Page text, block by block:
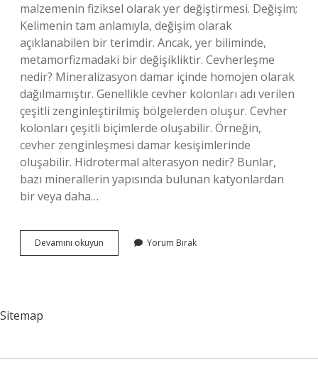
malzemenin fiziksel olarak yer değiştirmesi. Değişim;
Kelimenin tam anlamıyla, değişim olarak
açıklanabilen bir terimdir. Ancak, yer biliminde,
metamorfizmadaki bir değişikliktir. Cevherleşme
nedir? Mineralizasyon damar içinde homojen olarak
dağılmamıştır. Genellikle cevher kolonları adı verilen
çeşitli zenginleştirilmiş bölgelerden oluşur. Cevher
kolonları çeşitli biçimlerde oluşabilir. Örneğin,
cevher zenginleşmesi damar kesişimlerinde
oluşabilir. Hidrotermal alterasyon nedir? Bunlar,
bazı minerallerin yapısında bulunan katyonlardan
bir veya daha…
Devamını okuyun Serisitleşme
Nedir
Yorum Bırak
Sitemap